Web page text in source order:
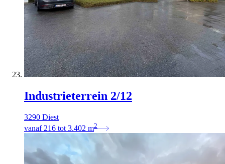
Industrieterrein 2/12
3290 Diest
vanaf 216 tot 3.402 m2